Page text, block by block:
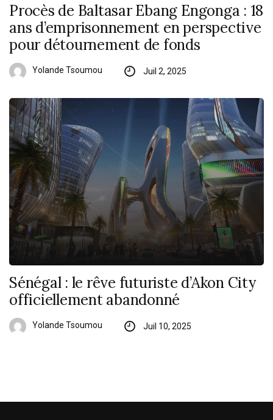
Procès de Baltasar Ebang Engonga : 18
ans d’emprisonnement en perspective
pour détournement de fonds
Yolande Tsoumou Juil 2, 2025
Sénégal : le rêve futuriste d’Akon City
officiellement abandonné
Yolande Tsoumou Juil 10, 2025